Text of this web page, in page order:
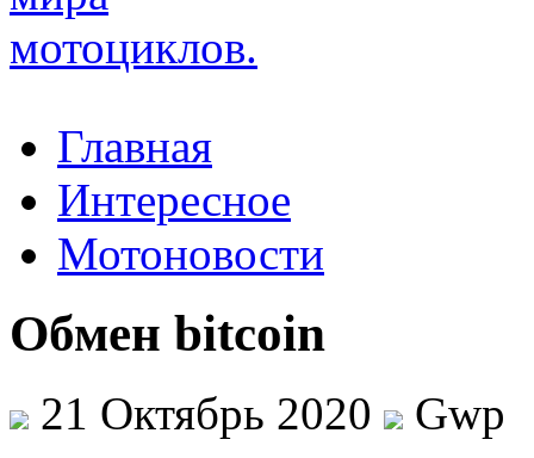
Главная
Интересное
Мотоновости
Обмен bitcoin
21 Октябрь 2020
Gwp